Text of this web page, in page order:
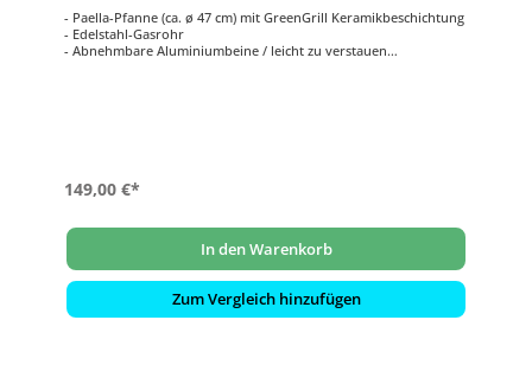
- Paella-Pfanne (ca. ø 47 cm) mit GreenGrill Keramikbeschichtung
- Edelstahl-Gasrohr
- Abnehmbare Aluminiumbeine / leicht zu verstauen
149,00 €*
In den Warenkorb
Zum Vergleich hinzufügen